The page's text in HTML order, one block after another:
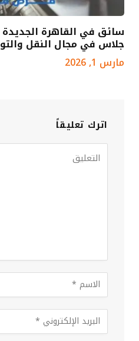
سائق في القاهرة
جلاس في مجال النقل
مارس 1, 2026
اترك تعليقاً